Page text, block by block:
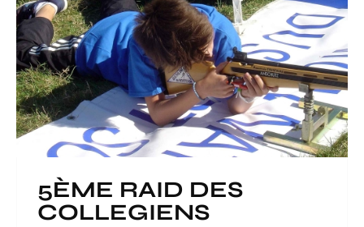
5ÈME RAID DES
COLLEGIENS